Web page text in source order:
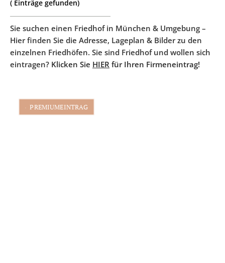
( Einträge gefunden)
Sie suchen einen Friedhof in München & Umgebung –
Hier finden Sie die Adresse, Lageplan & Bilder zu den
einzelnen Friedhöfen. Sie sind Friedhof und wollen sich
eintragen? Klicken Sie HIER für Ihren Firmeneintrag!
PREMIUMEINTRAG